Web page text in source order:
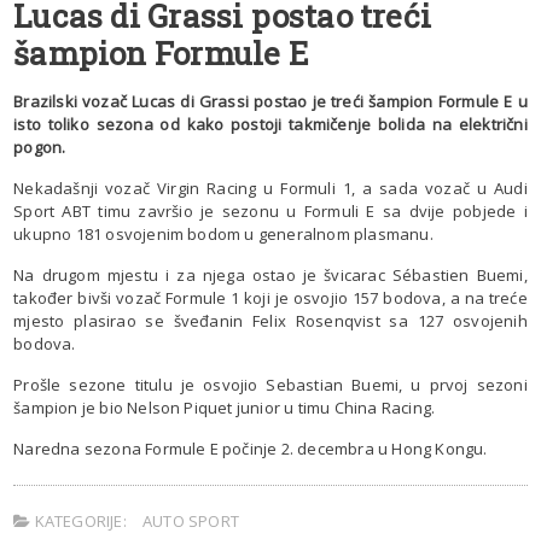
Lucas di Grassi postao treći
šampion Formule E
Brazilski vozač Lucas di Grassi postao je treći šampion Formule E u
isto toliko sezona od kako postoji takmičenje bolida na električni
pogon.
Nekadašnji vozač Virgin Racing u Formuli 1, a sada vozač u Audi
Sport ABT timu završio je sezonu u Formuli E sa dvije pobjede i
ukupno 181 osvojenim bodom u generalnom plasmanu.
Na drugom mjestu i za njega ostao je švicarac Sébastien Buemi,
također bivši vozač Formule 1 koji je osvojio 157 bodova, a na treće
mjesto plasirao se šveđanin Felix Rosenqvist sa 127 osvojenih
bodova.
Prošle sezone titulu je osvojio Sebastian Buemi, u prvoj sezoni
šampion je bio Nelson Piquet junior u timu China Racing.
Naredna sezona Formule E počinje 2. decembra u Hong Kongu.
KATEGORIJE:
AUTO SPORT